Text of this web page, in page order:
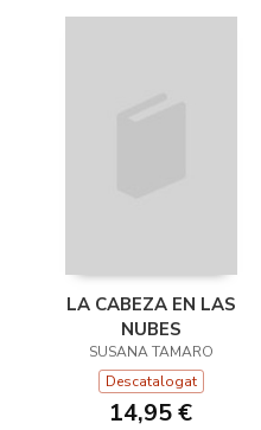
LA CABEZA EN LAS
NUBES
SUSANA TAMARO
Descatalogat
14,95 €